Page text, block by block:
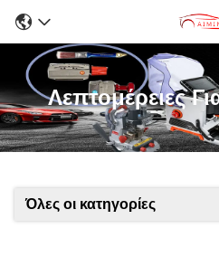
Λεπτομέρειες
Όλες οι κατηγορίες